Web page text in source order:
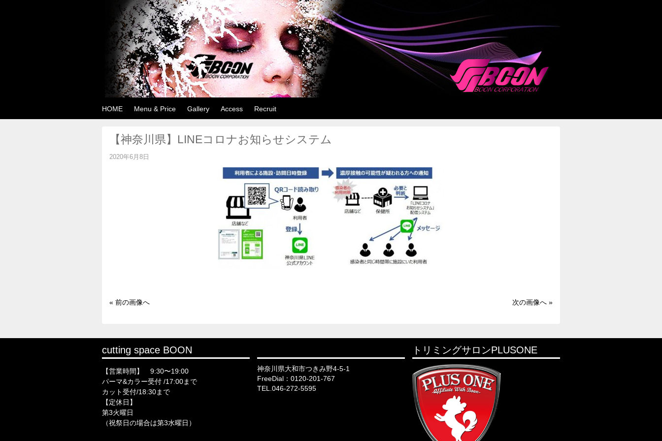
美容室 美容院 ヘアサロン BOON 【つきみ野】
東急田園都市線『つきみ野駅』から徒歩1分。cutting space BOON つきみ野店がございます。ヘアスタイルでお悩みの方、より良い美容室をお探しの方は、cutting space BOONつ
HOME Menu & Price Gallery Access Recruit
【神奈川県】LINEコロナお知らせシステム
2020年6月8日
次の画像へ »
« 前の画像へ
cutting space BOON
【営業時間】 9:30〜19:00
パーマ&カラー受付 /17:00まで
カット受付/18:30まで
【定休日】
第3火曜日
（祝祭日の場合は第3水曜日）
神奈川県大和市つきみ野4-5-1
FreeDial：0120-201-767
TEL.046-272-5595
トリミングサロンPLUSONE